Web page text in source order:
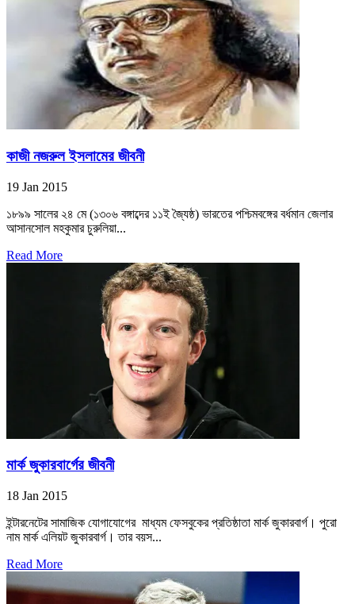
কাজী নজরুল ইসলামের জীবনী
19 Jan 2015
১৮৯৯ সালের ২৪ মে (১৩০৬ বঙ্গাব্দের ১১ই জ্যৈষ্ঠ) ভারতের পশ্চিমবঙ্গের বর্ধমান জেলার
আসানসোল মহকুমার চুরুলিয়া...
Read More
মার্ক জুকারবার্গের জীবনী
18 Jan 2015
ইন্টারনেটের সামাজিক যোগাযোগের মাধ্যম ফেসবুকের প্রতিষ্ঠাতা মার্ক জুকারবার্গ। পুরো
নাম মার্ক এলিয়ট জুকারবার্গ। তার বয়স...
Read More